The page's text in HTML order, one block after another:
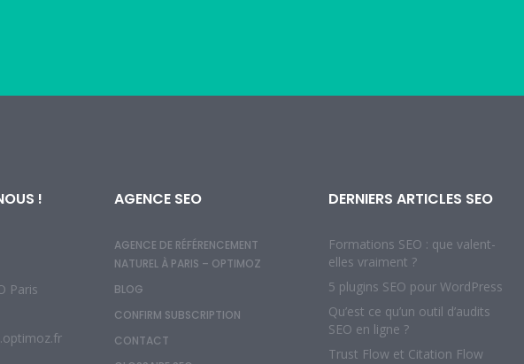
!
Paris
AGENCE SEO
AGENCE DE RÉFÉRENCEMENT
NATUREL À PARIS – OPTIMOZ
BLOG
CONFIRM SUBSCRIPTION
CONTACT
DERNIERS ARTICLES SEO
Formations SEO : que valent-
elles vraiment ?
5 plugins SEO pour WordPress
Qu’est ce qu’un outil d’audits
SEO en ligne ?
Trust Flow et Citation Flow